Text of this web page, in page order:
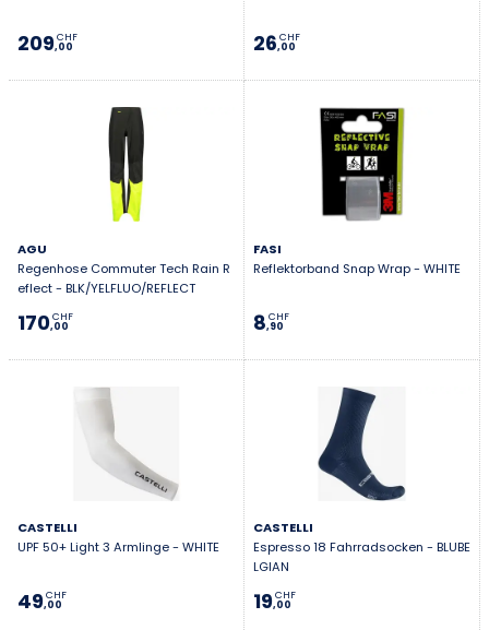
209,00
CHF 26,00
CHF
AGU
Regenhose Commuter Tech Rain R
eflect - BLK/YELFLUO/REFLECT
170,00
CHF
FASI
Reflektorband Snap Wrap - WHITE
8,90
CHF
CASTELLI
UPF 50+ Light 3 Armlinge - WHITE
49,00
CHF
CASTELLI
Espresso 18 Fahrradsocken - BLUBE
LGIAN
19,00
CHF